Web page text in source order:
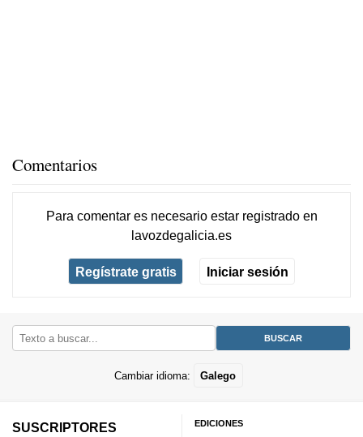
Comentarios
Para comentar es necesario estar registradoen
lavozdegalicia.es
Regístrate gratis Iniciar sesión
Cambiar idioma: Galego
SUSCRIPTORES
EDICIONES